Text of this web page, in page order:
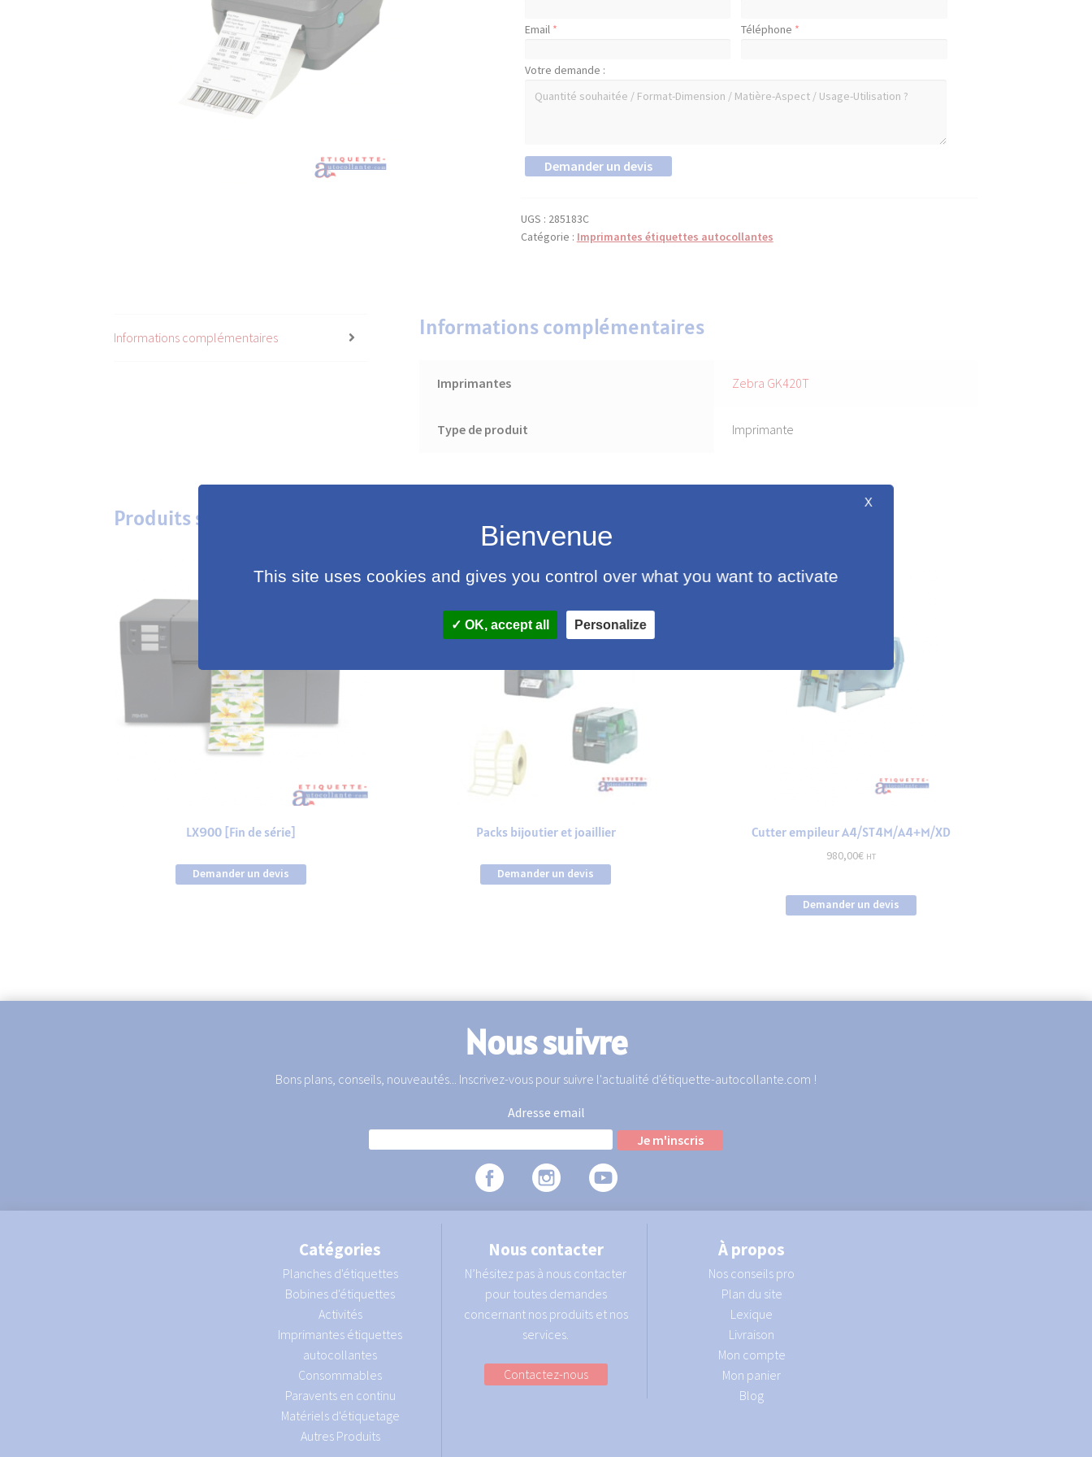
Email * Téléphone *
Votre demande :
UGS : 285183C
Catégorie : Imprimantes étiquettes autocollantes
Informations complémentaires Informations complémentaires
Imprimantes Zebra GK420T
Type de produit Imprimante
Produits similaires
LX900 [Fin de série]
Demander un devis
Packs bijoutier et joaillier
Demander un devis
Cutter empileur A4/ST4M/A4+M/XD
980,00€ HT
Demander un devis
Nous suivre
Bons plans, conseils, nouveautés... Inscrivez-vous pour suivre l'actualité d'étiquette-autocollante.com !
Adresse email
Catégories
Planches d'étiquettes
Bobines d'étiquettes
Activités
Imprimantes étiquettes
autocollantes
Consommables
Paravents en continu
Matériels d'étiquetage
Autres Produits
Nous contacter
N’hésitez pas à nous contacter
pour toutes demandes
concernant nos produits et nos
services.
Contactez-nous
À propos
Nos conseils pro
Plan du site
Lexique
Livraison
Mon compte
Mon panier
Blog
X
This site uses cookies and gives you control over what you want to activate
OK, accept all Personalize